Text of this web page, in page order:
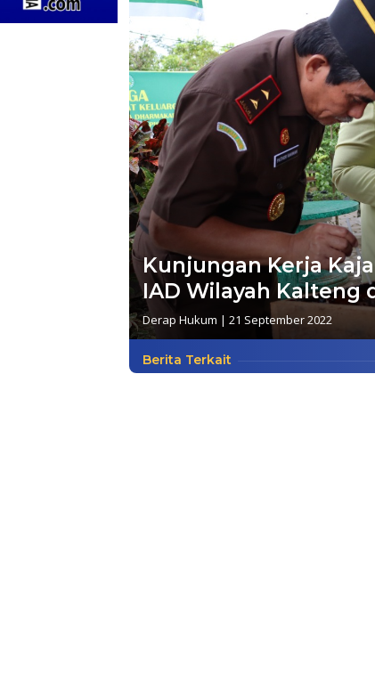
Kunjungan Kerja
IAD Wilayah Kalteng
Derap Hukum | 21 September 2022
Berita Terkait